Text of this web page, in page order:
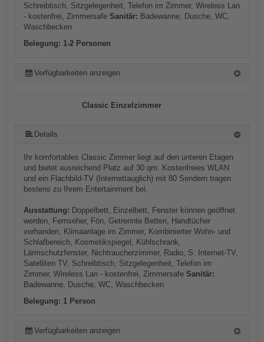
Schreibtisch, Sitzgelegenheit, Telefon im Zimmer, Wireless Lan
- kostenfrei, Zimmersafe Sanitär: Badewanne, Dusche, WC,
Waschbecken
Belegung: 1-2 Personen
Verfügbarkeiten anzeigen
Classic Einzelzimmer
Details
Ihr komfortables Classic Zimmer liegt auf den unteren Etagen
und bietet ausreichend Platz auf 30 qm. Kostenfreies WLAN
und ein Flachbild-TV (Internettauglich) mit 80 Sendern tragen
bestens zu Ihrem Entertainment bei.
Ausstattung: Doppelbett, Einzelbett, Fenster können geöffnet
werden, Fernseher, Fön, Getrennte Betten, Handtücher
vorhanden, Klimaanlage im Zimmer, Kombinierter Wohn- und
Schlafbereich, Kosmetikspiegel, Kühlschrank,
Lärmschutzfenster, Nichtraucherzimmer, Radio, S: Internet-TV,
Satelliten TV, Schreibtisch, Sitzgelegenheit, Telefon im
Zimmer, Wireless Lan - kostenfrei, Zimmersafe Sanitär:
Badewanne, Dusche, WC, Waschbecken
Belegung: 1 Person
Verfügbarkeiten anzeigen